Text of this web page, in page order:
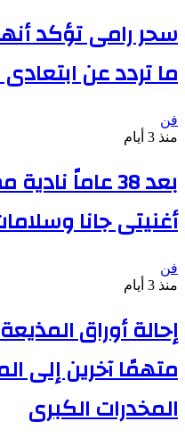
سحر رامى تؤكد
ما تردد عن
فن
منذ 3 أيام
بعد 38 عاماً
أغنيتى جانا
فن
منذ 3 أيام
متهمًا آخرين إلى
المخدرات الكبرى